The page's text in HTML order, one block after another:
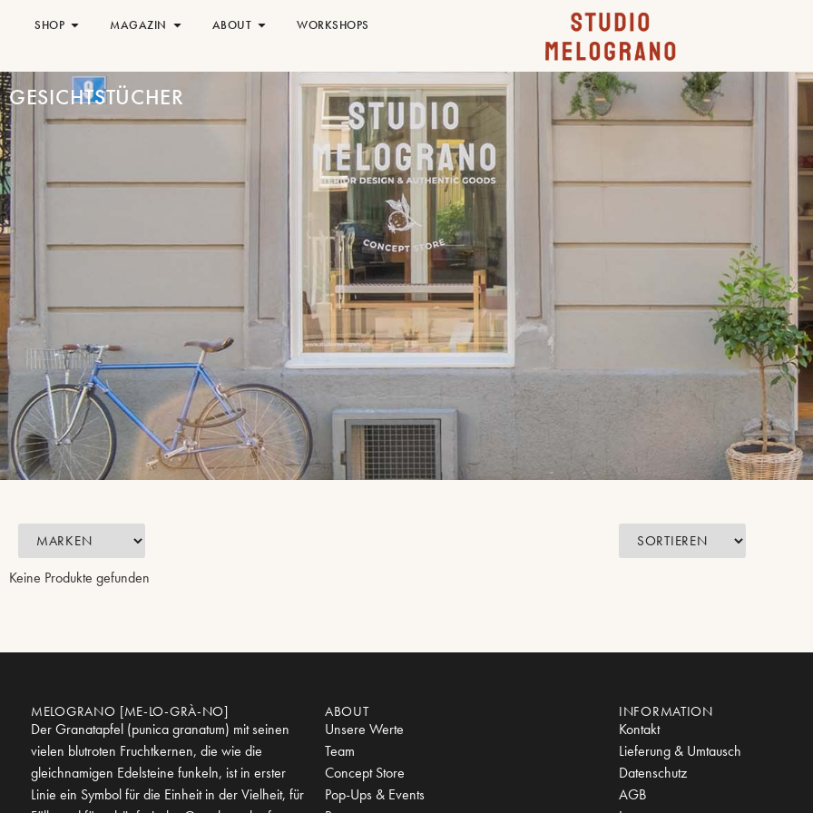
SHOP MAGAZIN ABOUT WORKSHOPS
GESICHTSTÜCHER
Keine Produkte gefunden
MELOGRANO [ME-LO-GRÀ-NO]
Der Granatapfel (punica granatum) mit seinen
vielen blutroten Fruchtkernen, die wie die
gleichnamigen Edelsteine funkeln, ist in erster
Linie ein Symbol für die Einheit in der Vielheit, für
ABOUT
Unsere Werte
Team
Concept Store
Pop-Ups & Events
INFORMATION
Kontakt
Lieferung & Umtausch
Datenschutz
AGB